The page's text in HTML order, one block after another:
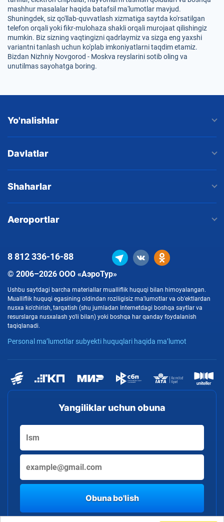
mashhur masalalar haqida batafsil ma'lumotlar mavjud.
Shuningdek, siz qo'llab-quvvatlash xizmatiga saytda ko'rsatilgan
telefon orqali yoki fikr-mulohaza shakli orqali murojaat qilishingiz
mumkin. Biz sizning vaqtingizni qadrlaymiz va sizga eng yaxshi
variantni tanlash uchun ko'plab imkoniyatlarni taqdim etamiz.
Bizdan Nizhniy Novgorod - Moskva reyslarini sotib oling va
unutilmas sayohatga boring.
Yo'nalishlar
Davlatlar
Shaharlar
Aeroportlar
Yangiliklar uchun obuna
Obuna bo'lish
© 2006–2026 ООО «АэроТур»
Ushbu saytdagi barcha materiallar mualliflik huquqi bilan himoyalangan.
Mualliflik huquqi egasining oldindan roziligisiz ma'lumotlar va ob'ektlardan
nusxa ko'chirish, tarqatish (shu jumladan Internetdagi boshqa saytlar va
resurslarga nusxalash yo'li bilan) yoki boshqa har qanday foydalanish
taqiqlanadi.
Personal ma’lumotlar subyekti huquqlari haqida ma’lumot
8 812336-16-88